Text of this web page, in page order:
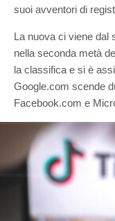
suoi avventori di
La nuova ci viene dal
nella seconda metà
la classifica e si è
Google.com scende
Facebook.com e